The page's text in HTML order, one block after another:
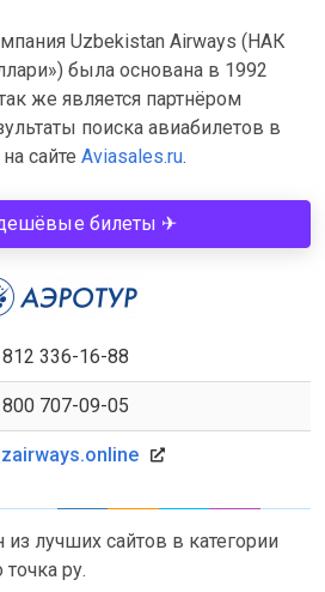
Uzbekistan Airways (НАК
была основана в 1992
же является партнёром
поиска авиабилетов в
сайте Aviasales.ru.
билеты ✈
336-16-88
707-09-05
из лучших сайтов в категории
ру.